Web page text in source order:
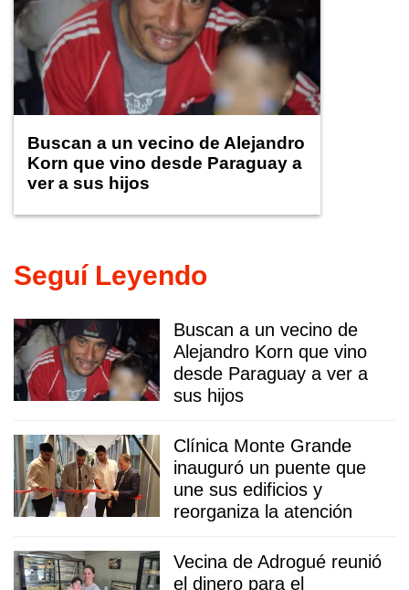
Buscan a un vecino de Alejandro
Korn que vino desde Paraguay a
ver a sus hijos
Seguí Leyendo
Buscan a un vecino de
Alejandro Korn que vino
desde Paraguay a ver a
sus hijos
Clínica Monte Grande
inauguró un puente que
une sus edificios y
reorganiza la atención
Vecina de Adrogué reunió
el dinero para el